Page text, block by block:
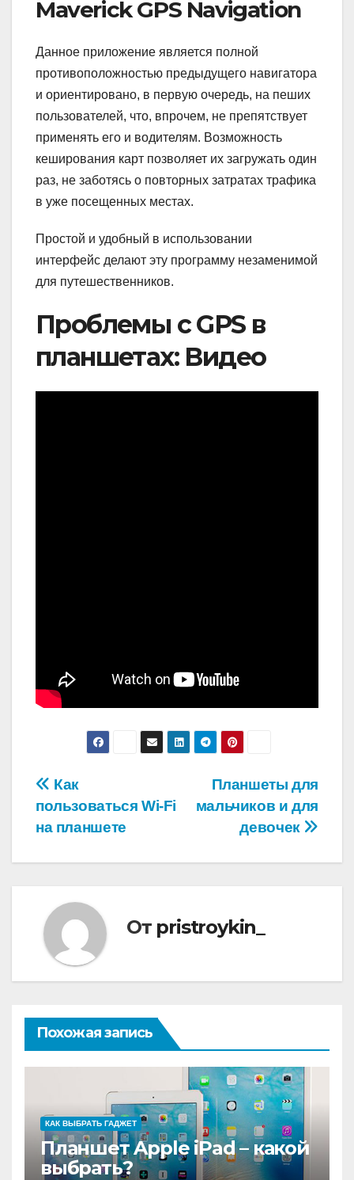
Maverick GPS Navigation
Данное приложение является полной
противоположностью предыдущего навигатора
и ориентировано, в первую очередь, на пеших
пользователей, что, впрочем, не препятствует
применять его и водителям. Возможность
кеширования карт позволяет их загружать один
раз, не заботясь о повторных затратах трафика
в уже посещенных местах.
Простой и удобный в использовании
интерфейс делают эту программу незаменимой
для путешественников.
Проблемы с GPS в
планшетах: Видео
Навигация
по
записям
Планшеты для
мальчиков и для
девочек
Как
пользоваться Wi-Fi
на планшете
От pristroykin_
Похожая запись
КАК ВЫБРАТЬ ГАДЖЕТ
Планшет Apple iPad – какой
выбрать?